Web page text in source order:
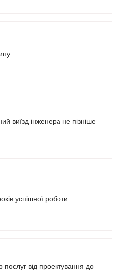
виїзд інженера не пізніше
успішної роботи
послуг від проектування до